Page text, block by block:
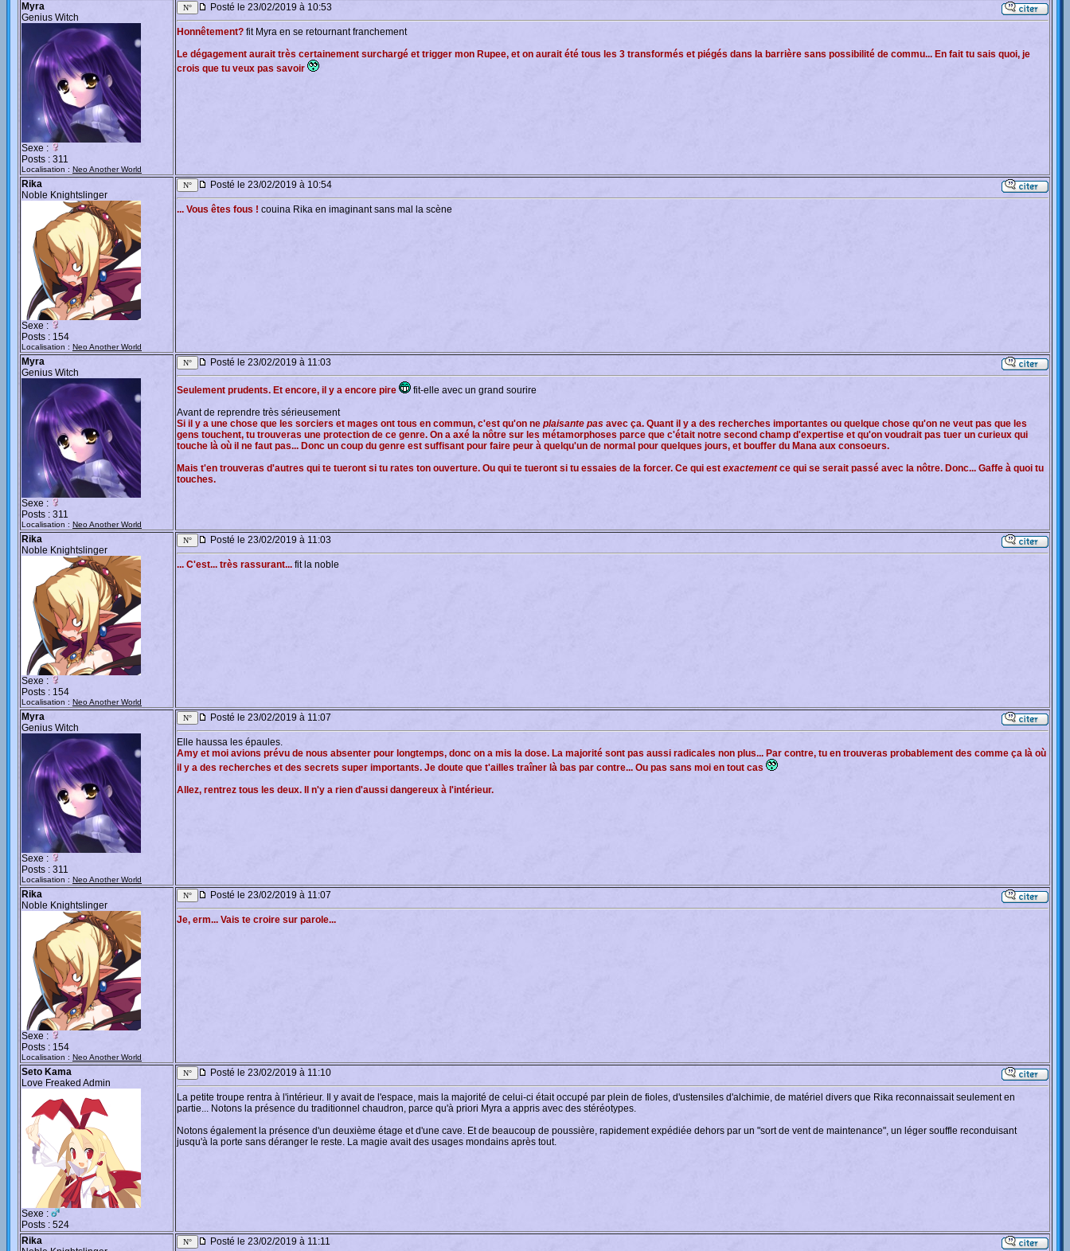
Myra
Genius Witch
Sexe :
Posts : 311
Localisation : Neo Another World
Posté le 23/02/2019 à 10:53
Honnêtement? fit Myra en se retournant franchement
Le dégagement aurait très certainement surchargé et trigger mon Rupee, et on aurait été tous les 3 transformés et piégés dans la barrière sans possibilité de commu... En fait tu sais quoi, je
crois que tu veux pas savoir
Rika
Noble Knightslinger
Sexe :
Posts : 154
Localisation : Neo Another World
Posté le 23/02/2019 à 10:54
... Vous êtes fous ! couina Rika en imaginant sans mal la scène
Myra
Genius Witch
Sexe :
Posts : 311
Localisation : Neo Another World
Posté le 23/02/2019 à 11:03
Seulement prudents. Et encore, il y a encore pire
fit-elle avec un grand sourire
Avant de reprendre très sérieusement
Si il y a une chose que les sorciers et mages ont tous en commun, c'est qu'on ne plaisante pas avec ça. Quant il y a des recherches importantes ou quelque chose qu'on ne veut pas que les
gens touchent, tu trouveras une protection de ce genre. On a axé la nôtre sur les métamorphoses parce que c'était notre second champ d'expertise et qu'on voudrait pas tuer un curieux qui
touche là où il ne faut pas... Donc un coup du genre est suffisant pour faire peur à quelqu'un de normal pour quelques jours, et bouffer du Mana aux consoeurs.
Mais t'en trouveras d'autres qui te tueront si tu rates ton ouverture. Ou qui te tueront si tu essaies de la forcer. Ce qui est exactementce qui se serait passé avec la nôtre. Donc... Gaffe à quoi tu
touches.
Rika
Noble Knightslinger
Sexe :
Posts : 154
Localisation : Neo Another World
Posté le 23/02/2019 à 11:03
... C'est... très rassurant... fit la noble
Myra
Genius Witch
Sexe :
Posts : 311
Localisation : Neo Another World
Posté le 23/02/2019 à 11:07
Elle haussa les épaules.
Amy et moi avions prévu de nous absenter pour longtemps, donc on a mis la dose. La majorité sont pas aussi radicales non plus... Par contre, tu en trouveras probablement des comme ça là où
il y a des recherches et des secrets super importants. Je doute que t'ailles traîner là bas par contre... Ou pas sans moi en tout cas
Allez, rentrez tous les deux. Il n'y a rien d'aussi dangereux à l'intérieur.
Rika
Noble Knightslinger
Sexe :
Posts : 154
Localisation : Neo Another World
Posté le 23/02/2019 à 11:07
Je, erm... Vais te croire sur parole...
Seto Kama
Love Freaked Admin
Sexe :
Posts : 524
Posté le 23/02/2019 à 11:10
La petite troupe rentra à l'intérieur. Il y avait de l'espace, mais la majorité de celui-ci était occupé par plein de fioles, d'ustensiles d'alchimie, de matériel divers que Rika reconnaissait seulement en
partie... Notons la présence du traditionnel chaudron, parce qu'à priori Myra a appris avec des stéréotypes.
Notons également la présence d'un deuxième étage et d'une cave. Et de beaucoup de poussière, rapidement expédiée dehors par un "sort de vent de maintenance", un léger souffle reconduisant
jusqu'à la porte sans déranger le reste. La magie avait des usages mondains après tout.
Rika
Posté le 23/02/2019 à 11:11